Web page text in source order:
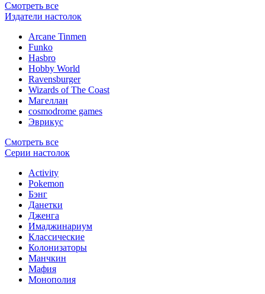
Смотреть все
Издатели настолок
Arcane Tinmen
Funko
Hasbro
Hobby World
Ravensburger
Wizards of The Coast
Магеллан
сosmodrome games
Эврикус
Смотреть все
Серии настолок
Activity
Pokemon
Бэнг
Данетки
Дженга
Имаджинариум
Классические
Колонизаторы
Манчкин
Мафия
Монополия